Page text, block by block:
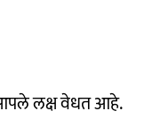
लक्ष वेधत आहे.